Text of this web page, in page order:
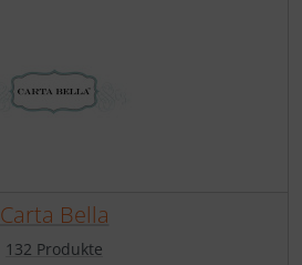
Carta Bella
132 Produkte